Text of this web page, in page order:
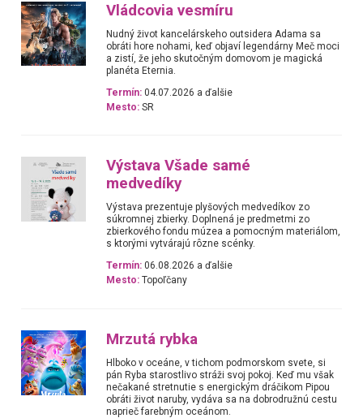
Vládcovia vesmíru
Nudný život kancelárskeho outsidera Adama sa
obráti hore nohami, keď objaví legendárny Meč moci
a zistí, že jeho skutočným domovom je magická
planéta Eternia.
Termín: 04.07.2026 a ďalšie
Mesto: SR
Výstava Všade samé
medvedíky
Výstava prezentuje plyšových medvedíkov zo
súkromnej zbierky. Doplnená je predmetmi zo
zbierkového fondu múzea a pomocným materiálom,
s ktorými vytvárajú rôzne scénky.
Termín: 06.08.2026 a ďalšie
Mesto: Topoľčany
Mrzutá rybka
Hlboko v oceáne, v tichom podmorskom svete, si
pán Ryba starostlivo stráži svoj pokoj. Keď mu však
nečakané stretnutie s energickým dráčikom Pipou
obráti život naruby, vydáva sa na dobrodružnú cestu
naprieč farebným oceánom.